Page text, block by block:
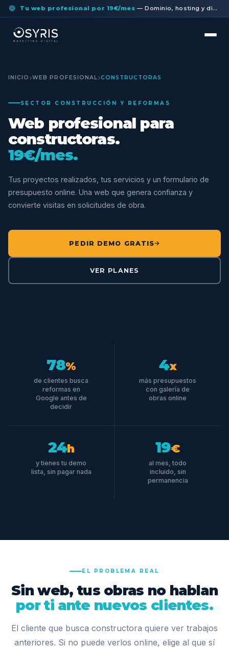
Tu web profesional por 19€/mes — Dominio, hosting y diseño a medida incluidos. Sin permanencia.
INICIO WEB PROFESIONAL CONSTRUCTORAS
SECTOR CONSTRUCCIÓN Y REFORMAS
Web profesional para
constructoras.
19€/mes.
Tus proyectos realizados, tus servicios y un formulario de
presupuesto online. Una web que genera confianza y
convierte visitas en solicitudes de obra.
PEDIR DEMO GRATIS
VER PLANES
78%
de clientes busca
reformas en
Google antes de
decidir
4x
más presupuestos
con galería de
obras online
24h
y tienes tu demo
lista, sin pagar nada
19€
al mes, todo
incluido, sin
permanencia
EL PROBLEMA REAL
Sin web, tus obras no hablan
por ti ante nuevos clientes.
El cliente que busca constructora quiere ver trabajos
anteriores. Si no puede verlos online, elige al que sí